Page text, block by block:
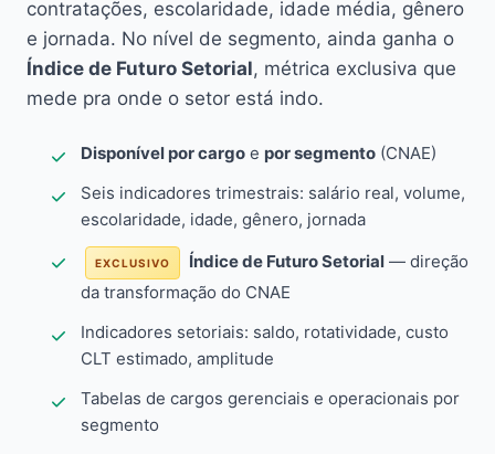
contratações, escolaridade, idade média, gênero
e jornada. No nível de segmento, ainda ganha o
Índice de Futuro Setorial, métrica exclusiva que
mede pra onde o setor está indo.
Disponível por cargo e por segmento (CNAE)
Seis indicadores trimestrais: salário real, volume,
escolaridade, idade, gênero, jornada
EXCLUSIVO Índice de Futuro Setorial — direção
da transformação do CNAE
Indicadores setoriais: saldo, rotatividade, custo
CLT estimado, amplitude
Tabelas de cargos gerenciais e operacionais por
segmento